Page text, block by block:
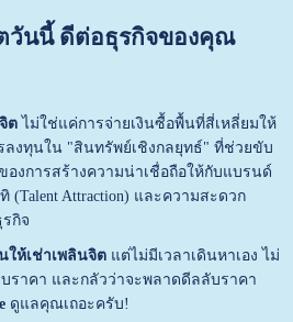
วันนี้ ดีต่อธุรกิจของคุณ
ตไม่ใช่แค่การจ่ายเงินซื้อพื้นที่สี่เหลี่ยมให้
ลงทุนใน "สินทรัพย์เชิงกลยุทธ์" ที่ช่วยขับ
งการสร้างความน่าเชื่อถือให้กับแบรนด์
(Talent Attraction) และความสะดวก
กิจ
ให้เช่าเพลินจิตแต่ไม่มีเวลาเดินหาเอง ไม่
ราคา และกลัวว่าจะพลาดดีลลับราคา
ดูแลคุณเถอะครับ!